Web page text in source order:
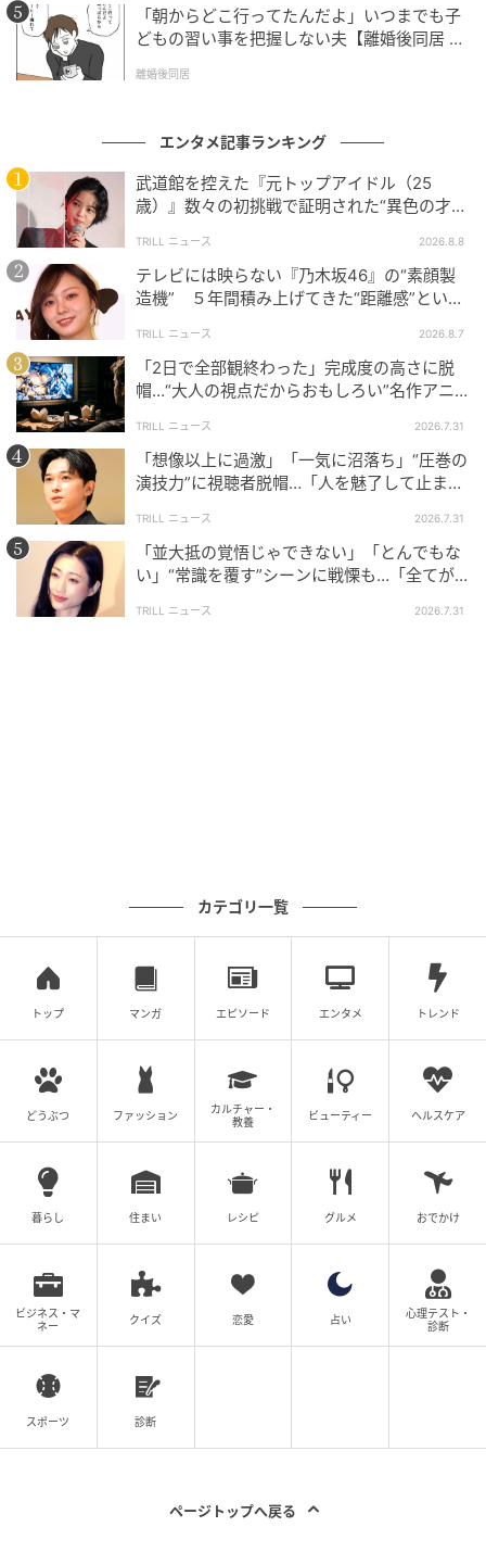
(C)AbemaTV,Inc
に共感します。「お寿司とか頼んで好きなのから食べ
る派なんで、今欲しい」「ちゃんと（退職金をもら
う）には35年（会社に勤めなくてはならない）って聞
いちゃうと、もう今辞めたくなるかもしれない」。
35年後にもらえる大きな金額より、今の給料アップの
方が嬉しい…この素朴な感覚は、多くの人が頷くとこ
ろかもしれません。
「ただし全員にとって得」とは限らない？気を
つけたい税制と"住み分け"の話
るとのこと。たとえば30年勤続なら、1,500万円まで
は非課税で受け取れるのだそう。
また、「50万円の給料だった人が、『退職金をなくす
から60万円になるよ』っていうふうになったら、10万
円増えていくからいいかな…って思って計算してみたん
ですけど、そのまま手取りが10万円増えるわけじゃな
くて、その分税金や社会保険料が引かれて、実際は7万
円ぐらいしかお得じゃない」と意外な落し穴も指摘。
給料として普通に受け取ってしまえば特別な税制優遇
がないため、結果的に少し損をすることになりかねな
い…というリアルな話です。
「朝からどこ行ってたんだよ」いつまでも子
どもの習い事を把握しない夫【離婚後同居 Vo
離婚後同居
エンタメ記事ランキング
武道館を控えた『元トップアイドル（25
歳）』数々の初挑戦で証明された“異色の才
TRILL ニュース 2026.8.8
テレビには映らない『乃木坂46』の“素顔製
造機” ５年間積み上げてきた“距離感”という
TRILL ニュース 2026.8.7
「2日で全部観終わった」完成度の高さに脱
帽…“大人の視点だからおもしろい”名作アニ
TRILL ニュース 2026.7.31
「想像以上に過激」「一気に沼落ち」“圧巻の
演技力”に視聴者脱帽…「人を魅了して止まな
TRILL ニュース 2026.7.31
「並大抵の覚悟じゃできない」「とんでもな
い」“常識を覆す”シーンに戦慄も…「全てが
TRILL ニュース 2026.7.31
カテゴリ一覧
トップ マンガ エピソード エンタメ トレンド
どうぶつ ファッション
カルチャー・
教養
ビューティー ヘルスケア
暮らし 住まい レシピ グルメ おでかけ
ビジネス・マ
ネー
クイズ 恋愛 占い
心理テスト・
診断
スポーツ 診断
ページトップへ戻る